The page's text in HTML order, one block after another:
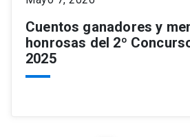
Cuentos ganadores y
honrosas del 2º
2025